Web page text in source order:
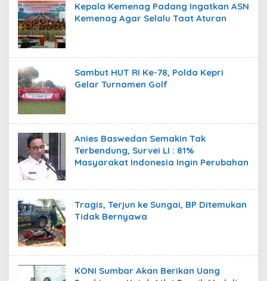
Kepala Kemenag Padang Ingatkan ASN
Kemenag Agar Selalu Taat Aturan
Sambut HUT RI Ke-78, Polda Kepri
Gelar Turnamen Golf
Anies Baswedan Semakin Tak
Terbendung, Survei LI : 81%
Masyarakat Indonesia Ingin Perubahan
Tragis, Terjun ke Sungai, BP Ditemukan
Tidak Bernyawa
KONI Sumbar Akan Berikan Uang